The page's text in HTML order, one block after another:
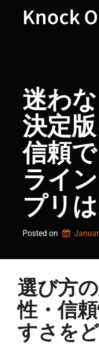
Knock
迷わ
決定
信頼
ライ
プリ
Posted on
選び方
性・信
すさを